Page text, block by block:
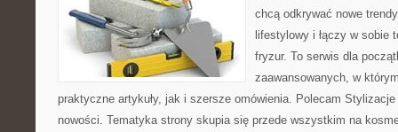
chcą odkrywać nowe
lifestylowy i łączy w
fryzur. To serwis dla
zaawansowanych, w
praktyczne artykuły, jak i szersze omówienia. Polecam
nowości. Tematyka strony skupia się przede wszystkim na